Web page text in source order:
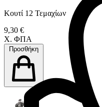
Κουτί 12 Τεμαχίων
9,30 €
Χ. ΦΠΑ
Προσθήκη